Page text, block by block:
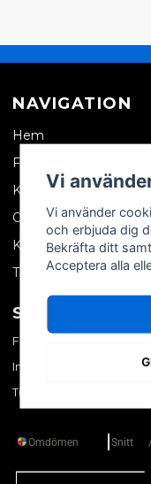
NAVIGATION
Hem
Företagskund
Kontakta oss
Om oss
Köpvillkor
Tips & trix
SOCIALA
Facebook
Instagram
TikTok
Vi
Vi använder
och erbjuda dig
Bekräfta ditt
Acceptera alla